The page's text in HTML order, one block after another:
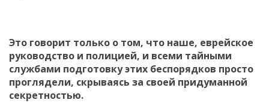
Это говорит только о том, что наше, еврейское
руководство и полицией, и всеми тайными
службами подготовку этих беспорядков просто
проглядели, скрываясь за своей придуманной
секретностью.